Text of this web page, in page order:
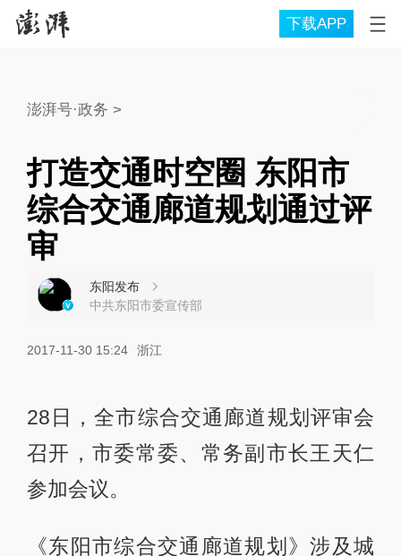
下载APP
澎湃号·政务 >
打造交通时空圈 东阳市
综合交通廊道规划通过评
审
东阳发布
中共东阳市委宣传部
2017-11-30 15:24 浙江
28日，全市综合交通廊道规划评审会
召开，市委常委、常务副市长王天仁
参加会议。
《东阳市综合交通廊道规划》涉及城